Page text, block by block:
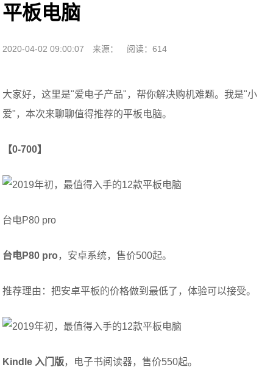
平板电脑
2020-04-02 09:00:07 来源： 阅读：614
大家好，这里是"爱电子产品"，帮你解决购机难题。我是"小
爱"，本次来聊聊值得推荐的平板电脑。
【0-700】
台电P80 pro
台电P80 pro ，安卓系统，售价500起。
推荐理由：把安卓平板的价格做到最低了，体验可以接受。
Kindle 入门版，电子书阅读器，售价550起。